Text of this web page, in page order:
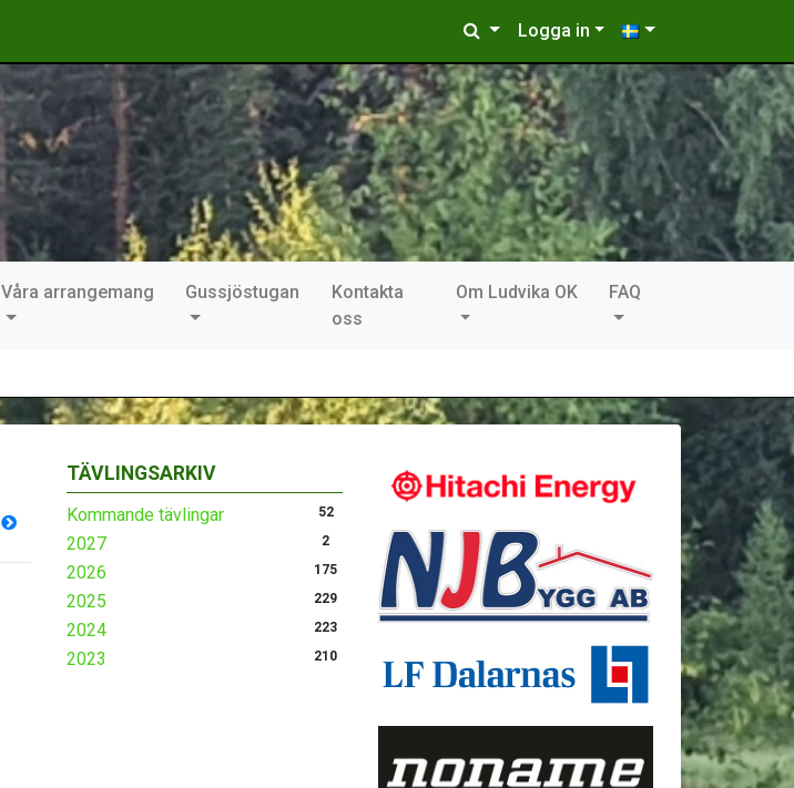
Logga in
Våra arrangemang Gussjöstugan
Kontakta
oss
Om Ludvika OK FAQ
TÄVLINGSARKIV
Kommande tävlingar 52
2027 2
2026 175
2025 229
2024 223
2023 210